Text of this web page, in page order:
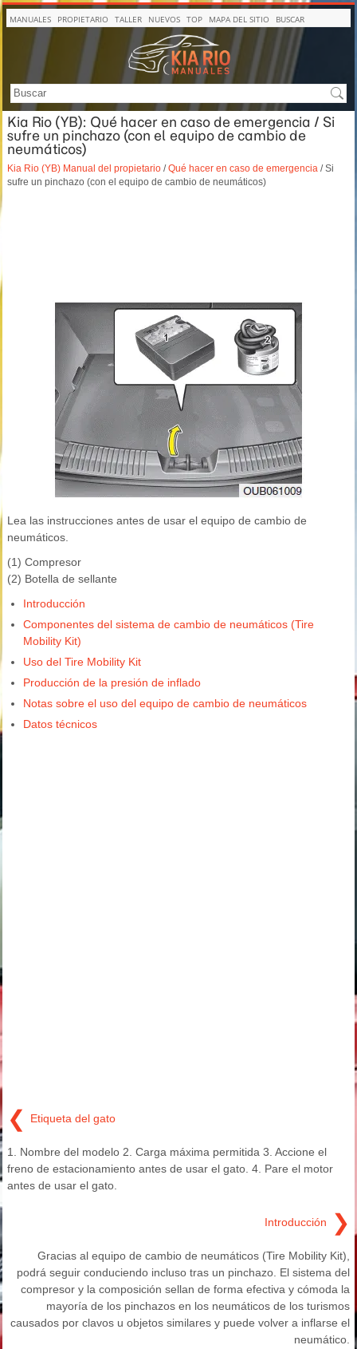
MANUALES PROPIETARIO TALLER NUEVOS TOP MAPA DEL SITIO BUSCAR
Kia Rio (YB): Qué hacer en caso de emergencia / Si
sufre un pinchazo (con el equipo de cambio de
neumáticos)
Kia Rio (YB) Manual del propietario /Qué hacer en caso de emergencia / Si
sufre un pinchazo (con el equipo de cambio de neumáticos)
Lea las instrucciones antes de usar el equipo de cambio de
neumáticos.
(1) Compresor
(2) Botella de sellante
Introducción
Componentes del sistema de cambio de neumáticos (Tire
Mobility Kit)
Uso del Tire Mobility Kit
Producción de la presión de inflado
Notas sobre el uso del equipo de cambio de neumáticos
Datos técnicos
❮ Etiqueta del gato
1. Nombre del modelo 2. Carga máxima permitida 3. Accione el
freno de estacionamiento antes de usar el gato. 4. Pare el motor
antes de usar el gato.
Introducción ❯
Gracias al equipo de cambio de neumáticos (Tire Mobility Kit),
podrá seguir conduciendo incluso tras un pinchazo. El sistema del
compresor y la composición sellan de forma efectiva y cómoda la
mayoría de los pinchazos en los neumáticos de los turismos
causados por clavos u objetos similares y puede volver a inflarse el
neumático.